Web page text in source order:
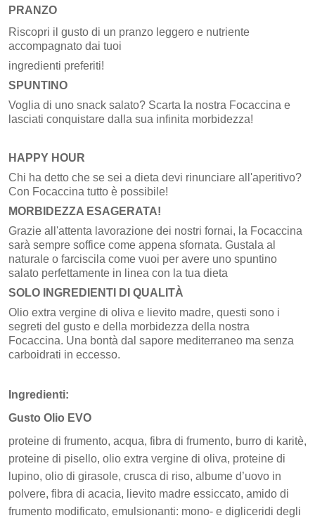
PRANZO
Riscopri il gusto di un pranzo leggero e nutriente
accompagnato dai tuoi
ingredienti preferiti!
SPUNTINO
Voglia di uno snack salato? Scarta la nostra Focaccina e
lasciati conquistare dalla sua infinita morbidezza!
HAPPY HOUR
Chi ha detto che se sei a dieta devi rinunciare all'aperitivo?
Con Focaccina tutto è possibile!
MORBIDEZZA ESAGERATA!
Grazie all'attenta lavorazione dei nostri fornai, la Focaccina
sarà sempre soffice come appena sfornata. Gustala al
naturale o farciscila come vuoi per avere uno spuntino
salato perfettamente in linea con la tua dieta
SOLO INGREDIENTI DI QUALITÀ
Olio extra vergine di oliva e lievito madre, questi sono i
segreti del gusto e della morbidezza della nostra
Focaccina. Una bontà dal sapore mediterraneo ma senza
carboidrati in eccesso.
Ingredienti:
Gusto Olio EVO
proteine di frumento, acqua, fibra di frumento, burro di karitè,
proteine di pisello, olio extra vergine di oliva, proteine di
lupino, olio di girasole, crusca di riso, albume d’uovo in
polvere, fibra di acacia, lievito madre essiccato, amido di
frumento modificato, emulsionanti: mono- e digliceridi degli